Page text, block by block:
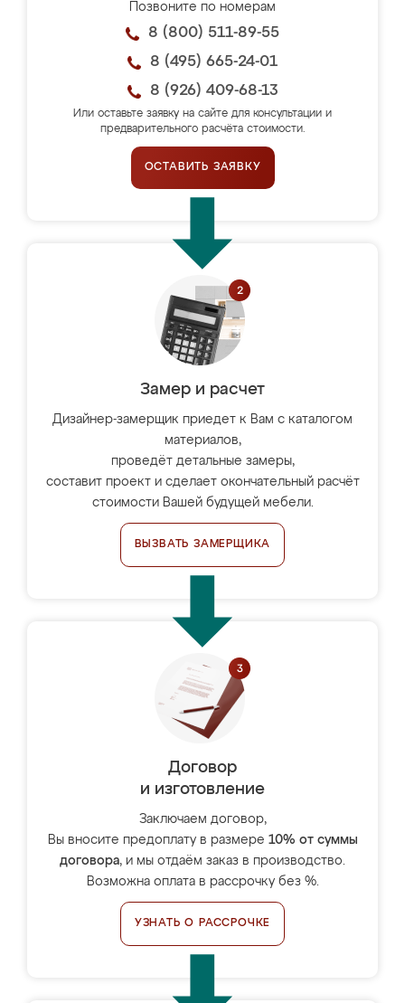
Позвоните по номерам
8 (800) 511-89-55
8 (495) 665-24-01
8 (926) 409-68-13
Или оставьте заявку на сайте для консультации и
предварительного расчёта стоимости.
ОСТАВИТЬ ЗАЯВКУ
Замер и расчет
Дизайнер-замерщик приедет к Вам с каталогом
материалов,
проведёт детальные замеры,
составит проект и сделает окончательный расчёт
стоимости Вашей будущей мебели.
ВЫЗВАТЬ ЗАМЕРЩИКА
Договор
и изготовление
Заключаем договор,
Вы вносите предоплату в размере 10% от суммы
договора, и мы отдаём заказ в производство.
Возможна оплата в рассрочку без %.
УЗНАТЬ О РАССРОЧКЕ